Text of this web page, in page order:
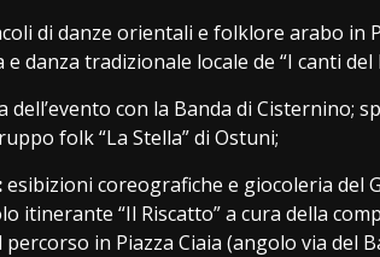
di danze orientali e folklore arabo in
danza tradizionale locale de “I canti del
dell’evento con la Banda di Cisternino;
folk “La Stella” di Ostuni;
esibizioni coreografiche e giocoleria del
itinerante “Il Riscatto” a cura della
in Piazza Ciaia (angolo via del